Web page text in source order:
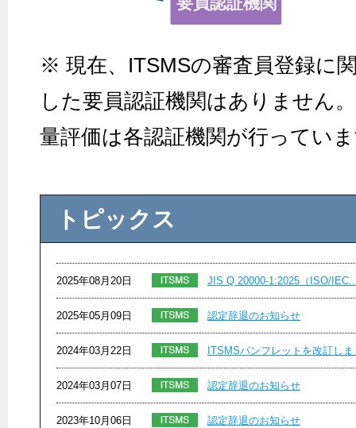
※ 現在、ITSMSの審査員登録に
した要員認証機関はありません
量評価は各認証機関が行ってい
トピックス
2025年08月20日 JIS Q 20000-1:2025（ISO/
2025年05月09日 認定辞退のお知らせ
2024年03月22日 ITSMSパンフレットを改訂しま
2024年03月07日 認定辞退のお知らせ
2023年10月06日 認定辞退のお知らせ